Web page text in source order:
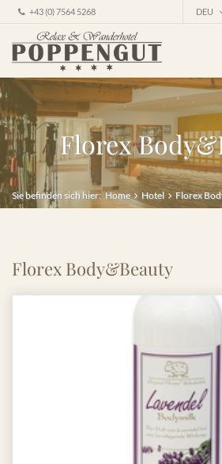
+43 (0) 7564 5268 DEU
Florex
Sie befinden sich hier: Home Hotel Florex
Florex Body&Beauty